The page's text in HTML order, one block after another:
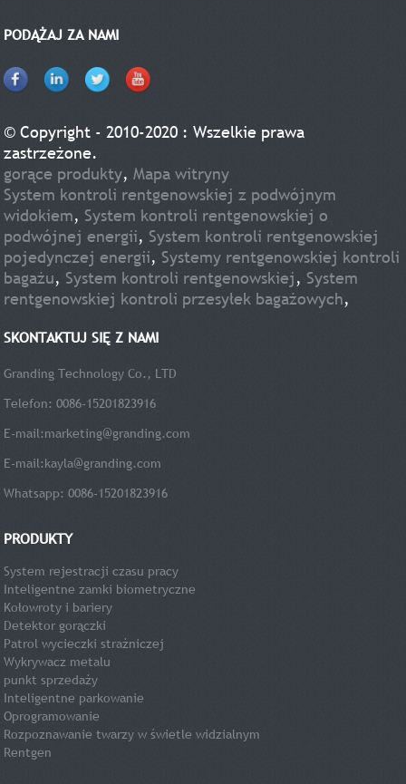
PODĄŻAJ ZA NAMI
© Copyright - 2010-2020 : Wszelkie prawa
zastrzeżone.
gorące produkty,Mapa witryny
System kontroli rentgenowskiej z podwójnym
widokiem, System kontroli rentgenowskiej o
podwójnej energii, System kontroli rentgenowskiej
pojedynczej energii, Systemy rentgenowskiej kontroli
bagażu, System kontroli rentgenowskiej, System
rentgenowskiej kontroli przesyłek bagażowych,
SKONTAKTUJ SIĘ Z NAMI
Granding Technology Co., LTD
Telefon: 0086-15201823916
E-mail:marketing@granding.com
E-mail:kayla@granding.com
Whatsapp: 0086-15201823916
PRODUKTY
System rejestracji czasu pracy
Inteligentne zamki biometryczne
Kołowroty i bariery
Detektor gorączki
Patrol wycieczki strażniczej
Wykrywacz metalu
punkt sprzedaży
Inteligentne parkowanie
Oprogramowanie
Rozpoznawanie twarzy w świetle widzialnym
Rentgen